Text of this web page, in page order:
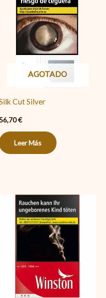
AGOTADO
Cut Silver
€
Leer Más
Winston
Red
PAPEL
cantidad